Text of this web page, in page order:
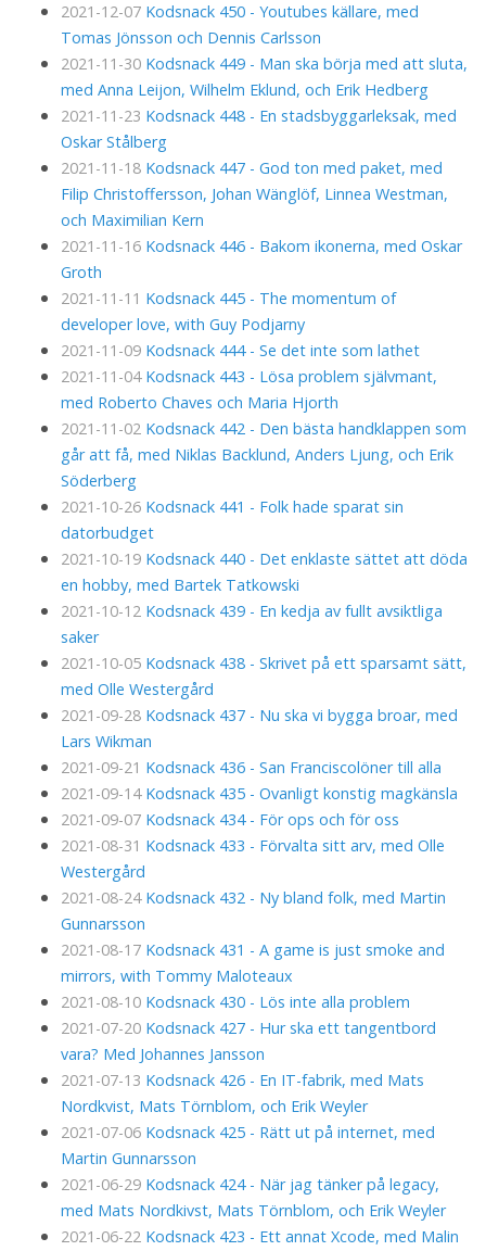
2021-12-07 Kodsnack 450 - Youtubes källare, med
Tomas Jönsson och Dennis Carlsson
2021-11-30 Kodsnack 449 - Man ska börja med att sluta,
med Anna Leijon, Wilhelm Eklund, och Erik Hedberg
2021-11-23 Kodsnack 448 - En stadsbyggarleksak, med
Oskar Stålberg
2021-11-18 Kodsnack 447 - God ton med paket, med
Filip Christoffersson, Johan Wänglöf, Linnea Westman,
och Maximilian Kern
2021-11-16 Kodsnack 446 - Bakom ikonerna, med Oskar
Groth
2021-11-11 Kodsnack 445 - The momentum of
developer love, with Guy Podjarny
2021-11-09 Kodsnack 444 - Se det inte som lathet
2021-11-04 Kodsnack 443 - Lösa problem självmant,
med Roberto Chaves och Maria Hjorth
2021-11-02 Kodsnack 442 - Den bästa handklappen som
går att få, med Niklas Backlund, Anders Ljung, och Erik
Söderberg
2021-10-26 Kodsnack 441 - Folk hade sparat sin
datorbudget
2021-10-19 Kodsnack 440 - Det enklaste sättet att döda
en hobby, med Bartek Tatkowski
2021-10-12 Kodsnack 439 - En kedja av fullt avsiktliga
saker
2021-10-05 Kodsnack 438 - Skrivet på ett sparsamt sätt,
med Olle Westergård
2021-09-28 Kodsnack 437 - Nu ska vi bygga broar, med
Lars Wikman
2021-09-21 Kodsnack 436 - San Franciscolöner till alla
2021-09-14 Kodsnack 435 - Ovanligt konstig magkänsla
2021-09-07 Kodsnack 434 - För ops och för oss
2021-08-31 Kodsnack 433 - Förvalta sitt arv, med Olle
Westergård
2021-08-24 Kodsnack 432 - Ny bland folk, med Martin
Gunnarsson
2021-08-17 Kodsnack 431 - A game is just smoke and
mirrors, with Tommy Maloteaux
2021-08-10 Kodsnack 430 - Lös inte alla problem
2021-07-20 Kodsnack 427 - Hur ska ett tangentbord
vara? Med Johannes Jansson
2021-07-13 Kodsnack 426 - En IT-fabrik, med Mats
Nordkvist, Mats Törnblom, och Erik Weyler
2021-07-06 Kodsnack 425 - Rätt ut på internet, med
Martin Gunnarsson
2021-06-29 Kodsnack 424 - När jag tänker på legacy,
med Mats Nordkivst, Mats Törnblom, och Erik Weyler
2021-06-22 Kodsnack 423 - Ett annat Xcode, med Malin